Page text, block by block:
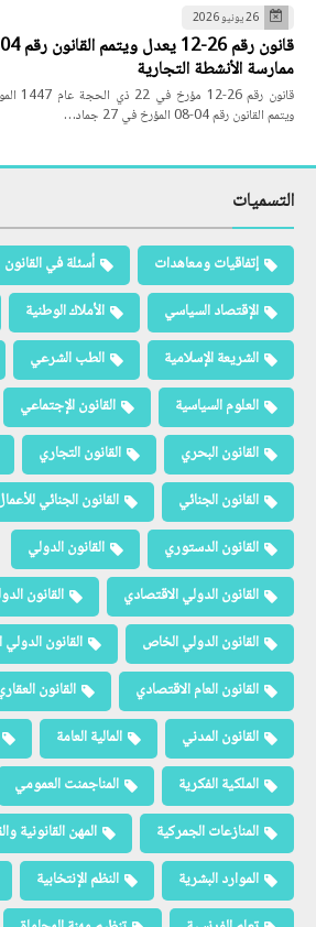
26 يونيو 2026
ممارسة الأنشطة التجارية
ويتمم القانون رقم 04-08 المؤرخ في 27 جماد…
التسميات
إتفاقيات ومعاهدات
أسئلة في القانون
الإقتصاد السياسي
الأملاك الوطنية
الشريعة الإسلامية
الطب الشرعي
العلوم السياسية
القانون الإجتماعي
القانون البحري
القانون التجاري
القانون الجنائي
القانون الجنائي
القانون الدستوري
القانون الدولي
القانون الدولي الاقتصادي
القانون
القانون الدولي الخاص
القانون الدولي
القانون العام الاقتصادي
القانون
القانون المدني
المالية العامة
الملكية الفكرية
المناجمنت العمومي
المنازعات الجمركية
المهن القانونية
الموارد البشرية
النظم الإنتخابية